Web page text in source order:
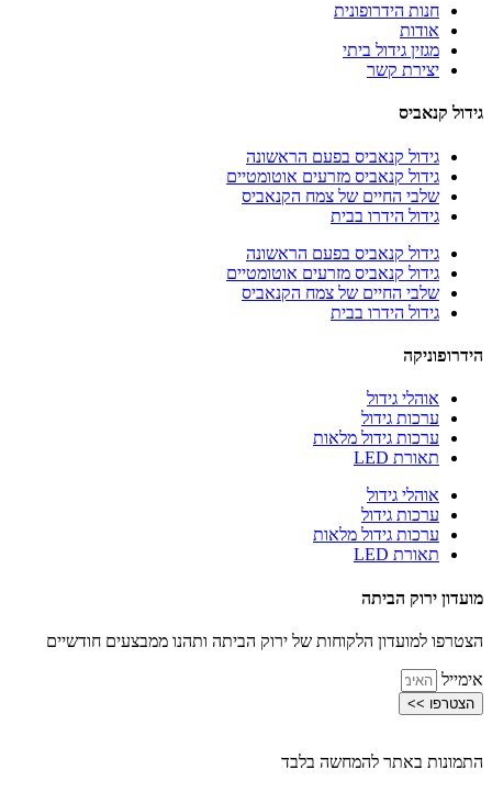
חנות הידרופונית
אודות
מגזין גידול ביתי
יצירת קשר
גידול קנאביס
גידול קנאביס בפעם הראשונה
גידול קנאביס מזרעים אוטומטיים
שלבי החיים של צמח הקנאביס
גידול הידרו בבית
גידול קנאביס בפעם הראשונה
גידול קנאביס מזרעים אוטומטיים
שלבי החיים של צמח הקנאביס
גידול הידרו בבית
הידרופוניקה
אוהלי גידול
ערכות גידול
ערכות גידול מלאות
תאורת LED
אוהלי גידול
ערכות גידול
ערכות גידול מלאות
תאורת LED
מועדון ירוק הביתה
הצטרפו למועדון הלקוחות של ירוק הביתה ותהנו ממבצעים חודשיים
אימייל
הצטרפו >>
התמונות באתר להמחשה בלבד